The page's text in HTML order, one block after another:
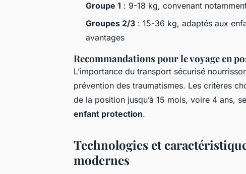
Groupe 1 : 9-18 kg, convenant
Groupes 2/3 : 15-36 kg, adaptés aux
avantages
Recommandations pour le voyage en
L’importance du transport sécurisé
prévention des traumatismes. Les critères
de la position jusqu’à 15 mois, voire 4 ans,
enfant protection.
Technologies et
modernes